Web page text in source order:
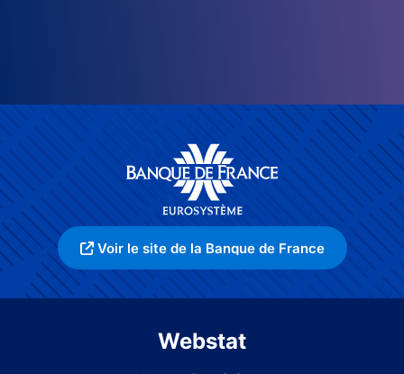
Voir le site de la Banque de France
Webstat